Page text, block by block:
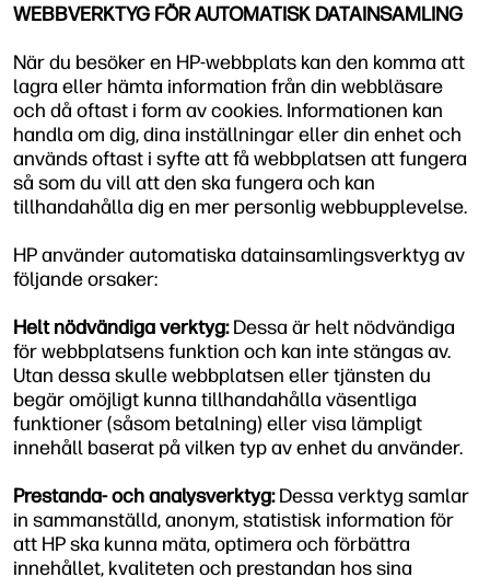
WEBBVERKTYG FÖR AUTOMATISK DATAINSAMLING
När du besöker en HP-webbplats kan den komma att
lagra eller hämta information från din webbläsare
och då oftast i form av cookies. Informationen kan
handla om dig, dina inställningar eller din enhet och
används oftast i syfte att få webbplatsen att fungera
så som du vill att den ska fungera och kan
tillhandahålla dig en mer personlig webbupplevelse.
HP använder automatiska datainsamlingsverktyg av
följande orsaker:
Helt nödvändiga verktyg:Dessa är helt nödvändiga
för webbplatsens funktion och kan inte stängas av.
Utan dessa skulle webbplatsen eller tjänsten du
begär omöjligt kunna tillhandahålla väsentliga
funktioner (såsom betalning) eller visa lämpligt
innehåll baserat på vilken typ av enhet du använder.
Prestanda- och analysverktyg:Dessa verktyg samlar
in sammanställd, anonym, statistisk information för
att HP ska kunna mäta, optimera och förbättra
innehållet, kvaliteten och prestandan hos sina